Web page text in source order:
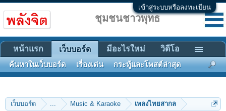
เข้าสู่ระบบหรือลงทะเบียน
เว็บบอร์ด ... Music & Karaoke เพลงไทยสากล
ชุมชนชาวพุทธ
หน้าแรก เว็บบอร์ด
ค้นหาในเว็บบอร์ด เรื่องเด่น กระทู้และโพสต์ล่าสุด
มีอะไรใหม่ วิดีโอ